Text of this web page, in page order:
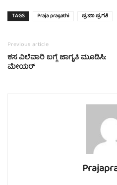
TAGS Praja pragathi ಪ್ರಜಾ ಪ್ರಗತಿ
Previous article
ಕಸ ವಿಲೆವಾರಿ ಬಗ್ಗೆ ಜಾಗೃತಿ ಮೂಡಿಸಿ:
ಮೇಯರ್